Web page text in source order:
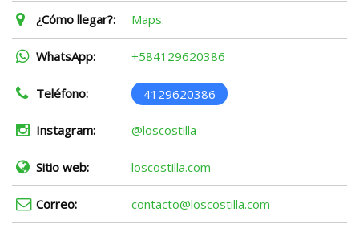
¿Cómo llegar?: Maps.
WhatsApp: +584129620386
Teléfono: 4129620386
Instagram: @loscostilla
Sitio web: loscostilla.com
Correo: contacto@loscostilla.com